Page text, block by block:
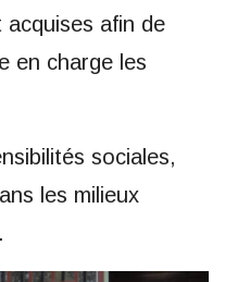
afin de
en charge les
sociales,
les milieux